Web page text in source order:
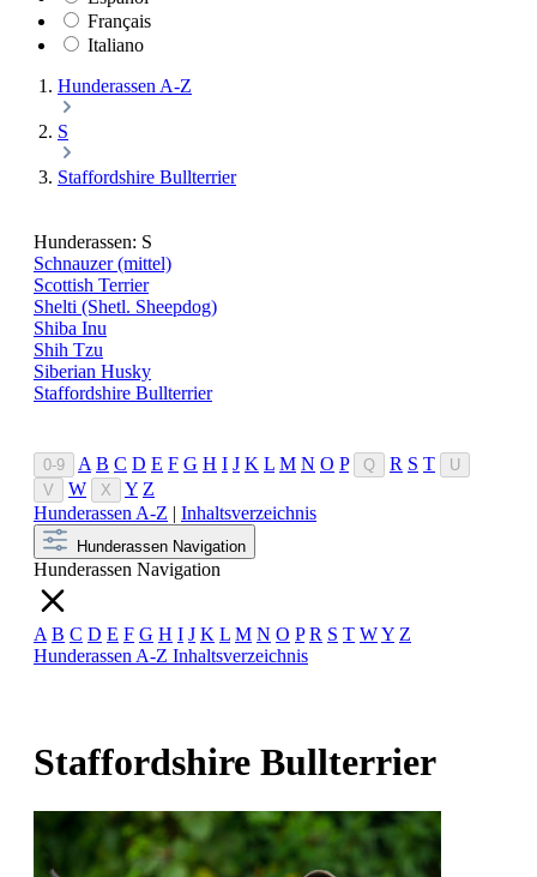
Français
Italiano
Hunderassen A-Z
S
Staffordshire Bullterrier
Hunderassen: S
Schnauzer (mittel)
Scottish Terrier
Shelti (Shetl. Sheepdog)
Shiba Inu
Shih Tzu
Siberian Husky
Staffordshire Bullterrier
0-9 A B C D E F G H I J K L M N O P Q R S T
U
V
W X Y Z
Hunderassen A-Z | Inhaltsverzeichnis
Hunderassen Navigation
Hunderassen Navigation
A B C D E F G H I J K L M N O P R S T WY Z
Hunderassen A-Z Inhaltsverzeichnis
Staffordshire Bullterrier